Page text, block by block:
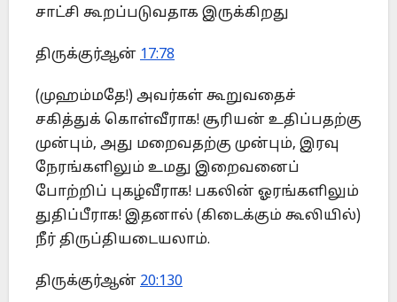
சாட்சி கூறப்படுவதாக இருக்கிறது
திருக்குர்ஆன் 17:78
(முஹம்மதே!) அவர்கள் கூறுவதைச்
சகித்துக் கொள்வீராக! சூரியன் உதிப்பதற்கு
முன்பும், அது மறைவதற்கு முன்பும், இரவு
நேரங்களிலும் உமது இறைவனைப்
போற்றிப் புகழ்வீராக! பகலின் ஓரங்களிலும்
துதிப்பீராக! இதனால் (கிடைக்கும் கூலியில்)
நீர் திருப்தியடையலாம்.
திருக்குர்ஆன் 20:130